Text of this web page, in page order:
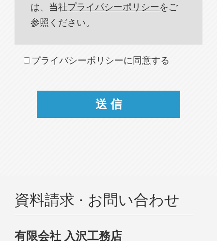
は、当社プライパシーポリシーをご
参照ください。
プライバシーポリシーに同意する
資料請求 · お問い合わせ
有限会社 入沢工務店